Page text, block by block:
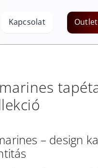
Kapcsolat Outlet
– design